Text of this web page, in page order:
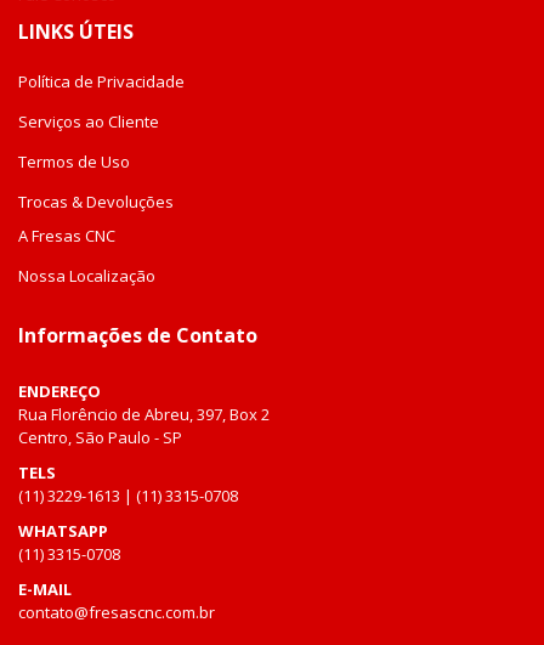
LINKS ÚTEIS
Política de Privacidade
Serviços ao Cliente
Termos de Uso
Trocas & Devoluções
A Fresas CNC
Nossa Localização
Informações de Contato
ENDEREÇO
Rua Florêncio de Abreu, 397, Box 2
Centro, São Paulo - SP
TELS
(11) 3229-1613 | (11) 3315-0708
WHATSAPP
(11) 3315-0708
E-MAIL
contato@fresascnc.com.br